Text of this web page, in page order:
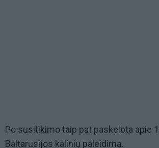
Po susitikimo taip pat paskelbta apie
Baltarusijos kalinių paleidimą.